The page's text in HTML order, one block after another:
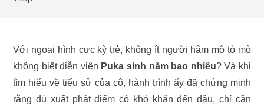
Với ngoại hình cực kỳ trẻ, không ít người hâm mộ tò mò
không biết diễn viên Puka sinh năm bao nhiêu? Và khi
tìm hiểu về tiểu sử của cô, hành trình ấy đã chứng minh
rằng dù xuất phát điểm có khó khăn đến đâu, chỉ cần